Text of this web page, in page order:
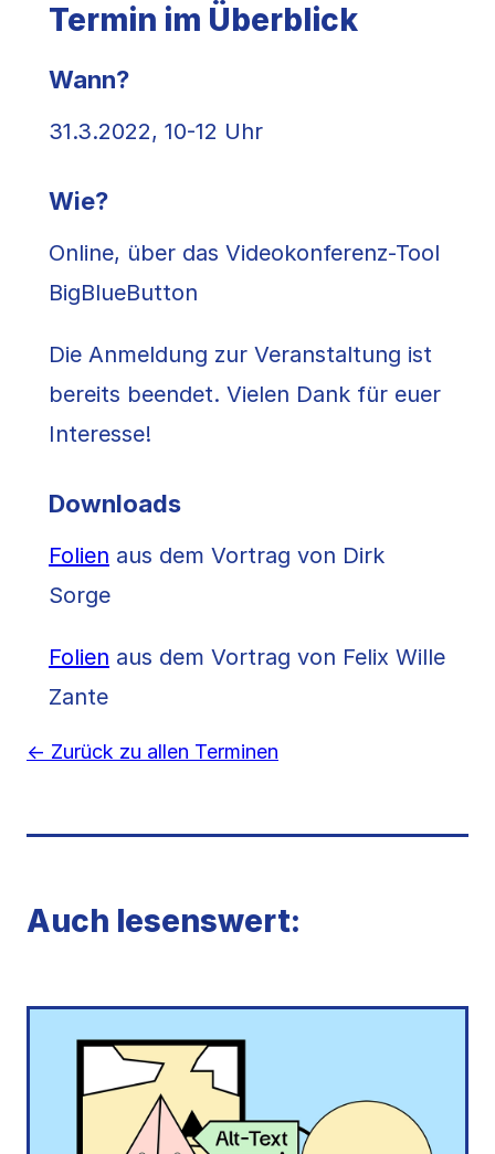
Termin im Überblick
Wann?
31.3.2022, 10-12 Uhr
Wie?
Online, über das Videokonferenz-Tool
BigBlueButton
Die Anmeldung zur Veranstaltung ist
bereits beendet. Vielen Dank für euer
Interesse!
Downloads
Folien aus dem Vortrag von Dirk
Sorge
Folien aus dem Vortrag von Felix Wille
Zante
← Zurück zu allen Terminen
Auch lesenswert: